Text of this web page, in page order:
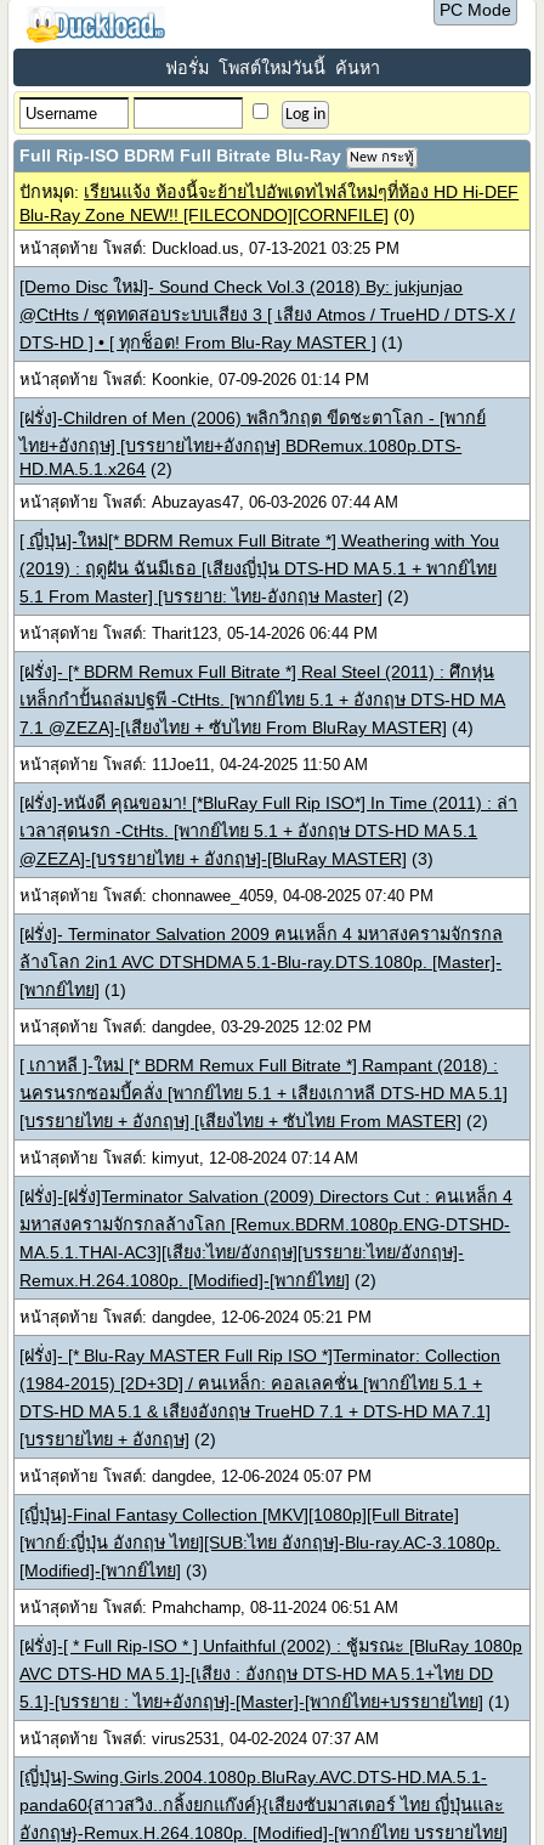
PC Mode
ฟอรั่ม โพสต์ใหม่วันนี้ ค้นหา
Full Rip-ISO BDRM Full Bitrate Blu-Ray New กระทู้
ปักหมุด: เรียนแจ้ง ห้องนี้จะย้ายไปอัพเดทไฟล์ใหม่ๆที่ห้อง HD Hi-DEF
Blu-Ray Zone NEW!! [FILECONDO][CORNFILE] (0)
หน้าสุดท้าย โพสต์: Duckload.us, 07-13-2021 03:25 PM
[Demo Disc ใหม่]- Sound Check Vol.3 (2018) By: jukjunjao
@CtHts / ชุดทดสอบระบบเสียง 3 [ เสียง Atmos / TrueHD / DTS-X /
DTS-HD ] • [ ทุกช็อต! From Blu-Ray MASTER ] (1)
หน้าสุดท้าย โพสต์: Koonkie, 07-09-2026 01:14 PM
[ฝรั่ง]-Children of Men (2006) พลิกวิกฤต ขีดชะตาโลก - [พากย์
ไทย+อังกฤษ] [บรรยายไทย+อังกฤษ] BDRemux.1080p.DTS-
HD.MA.5.1.x264 (2)
หน้าสุดท้าย โพสต์: Abuzayas47, 06-03-2026 07:44 AM
[ ญี่ปุ่น]-ใหม่[* BDRM Remux Full Bitrate *] Weathering with You
(2019) : ฤดูฝัน ฉันมีเธอ [เสียงญี่ปุ่น DTS-HD MA 5.1 + พากย์ไทย
5.1 From Master] [บรรยาย: ไทย-อังกฤษ Master] (2)
หน้าสุดท้าย โพสต์: Tharit123, 05-14-2026 06:44 PM
[ฝรั่ง]- [* BDRM Remux Full Bitrate *] Real Steel (2011) : ศึกหุ่น
เหล็กกำปั้นถล่มปฐพี -CtHts. [พากย์ไทย 5.1 + อังกฤษ DTS-HD MA
7.1 @ZEZA]-[เสียงไทย + ซับไทย From BluRay MASTER] (4)
หน้าสุดท้าย โพสต์: 11Joe11, 04-24-2025 11:50 AM
[ฝรั่ง]-หนังดี คุณขอมา! [*BluRay Full Rip ISO*] In Time (2011) : ล่า
เวลาสุดนรก -CtHts. [พากย์ไทย 5.1 + อังกฤษ DTS-HD MA 5.1
@ZEZA]-[บรรยายไทย + อังกฤษ]-[BluRay MASTER] (3)
หน้าสุดท้าย โพสต์: chonnawee_4059, 04-08-2025 07:40 PM
[ฝรั่ง]- Terminator Salvation 2009 ฅนเหล็ก 4 มหาสงครามจักรกล
ล้างโลก 2in1 AVC DTSHDMA 5.1-Blu-ray.DTS.1080p. [Master]-
[พากย์ไทย] (1)
หน้าสุดท้าย โพสต์: dangdee, 03-29-2025 12:02 PM
[ เกาหลี ]-ใหม่ [* BDRM Remux Full Bitrate *] Rampant (2018) :
นครนรกซอมบี้คลั่ง [พากย์ไทย 5.1 + เสียงเกาหลี DTS-HD MA 5.1]
[บรรยายไทย + อังกฤษ] [เสียงไทย + ซับไทย From MASTER] (2)
หน้าสุดท้าย โพสต์: kimyut, 12-08-2024 07:14 AM
[ฝรั่ง]-[ฝรั่ง]Terminator Salvation (2009) Directors Cut : คนเหล็ก 4
มหาสงครามจักรกลล้างโลก [Remux.BDRM.1080p.ENG-DTSHD-
MA.5.1.THAI-AC3][เสียง:ไทย/อังกฤษ][บรรยาย:ไทย/อังกฤษ]-
Remux.H.264.1080p. [Modified]-[พากย์ไทย] (2)
หน้าสุดท้าย โพสต์: dangdee, 12-06-2024 05:21 PM
[ฝรั่ง]- [* Blu-Ray MASTER Full Rip ISO *]Terminator: Collection
(1984-2015) [2D+3D] / ฅนเหล็ก: คอลเลคชั่น [พากย์ไทย 5.1 +
DTS-HD MA 5.1 & เสียงอังกฤษ TrueHD 7.1 + DTS-HD MA 7.1]
[บรรยายไทย + อังกฤษ] (2)
หน้าสุดท้าย โพสต์: dangdee, 12-06-2024 05:07 PM
[ญี่ปุ่น]-Final Fantasy Collection [MKV][1080p][Full Bitrate]
[พากย์:ญี่ปุ่น อังกฤษ ไทย][SUB:ไทย อังกฤษ]-Blu-ray.AC-3.1080p.
[Modified]-[พากย์ไทย] (3)
หน้าสุดท้าย โพสต์: Pmahchamp, 08-11-2024 06:51 AM
[ฝรั่ง]-[ * Full Rip-ISO * ] Unfaithful (2002) : ชู้มรณะ [BluRay 1080p
AVC DTS-HD MA 5.1]-[เสียง : อังกฤษ DTS-HD MA 5.1+ไทย DD
5.1]-[บรรยาย : ไทย+อังกฤษ]-[Master]-[พากย์ไทย+บรรยายไทย] (1)
หน้าสุดท้าย โพสต์: virus2531, 04-02-2024 07:37 AM
[ญี่ปุ่น]-Swing.Girls.2004.1080p.BluRay.AVC.DTS-HD.MA.5.1-
panda60{สาวสวิง..กลิ้งยกแก๊งค์}{เสียงซับมาสเตอร์ ไทย ญี่ปุ่นและ
อังกฤษ}-Remux.H.264.1080p. [Modified]-[พากย์ไทย บรรยายไทย]